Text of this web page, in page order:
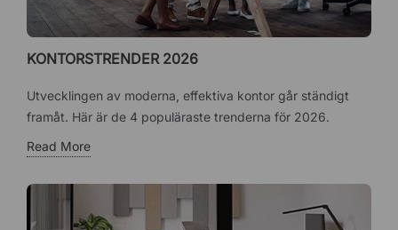
KONTORSTRENDER 2026
Utvecklingen av moderna, effektiva kontor går ständigt
framåt. Här är de 4 populäraste trenderna för 2026.
Read More